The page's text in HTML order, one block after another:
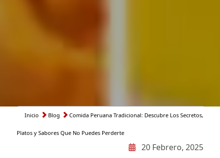
de
Inicio Blog Comida Peruana Tradicional: Descubre Los Secretos,
Platos y Sabores Que No Puedes Perderte
20 Febrero, 2025